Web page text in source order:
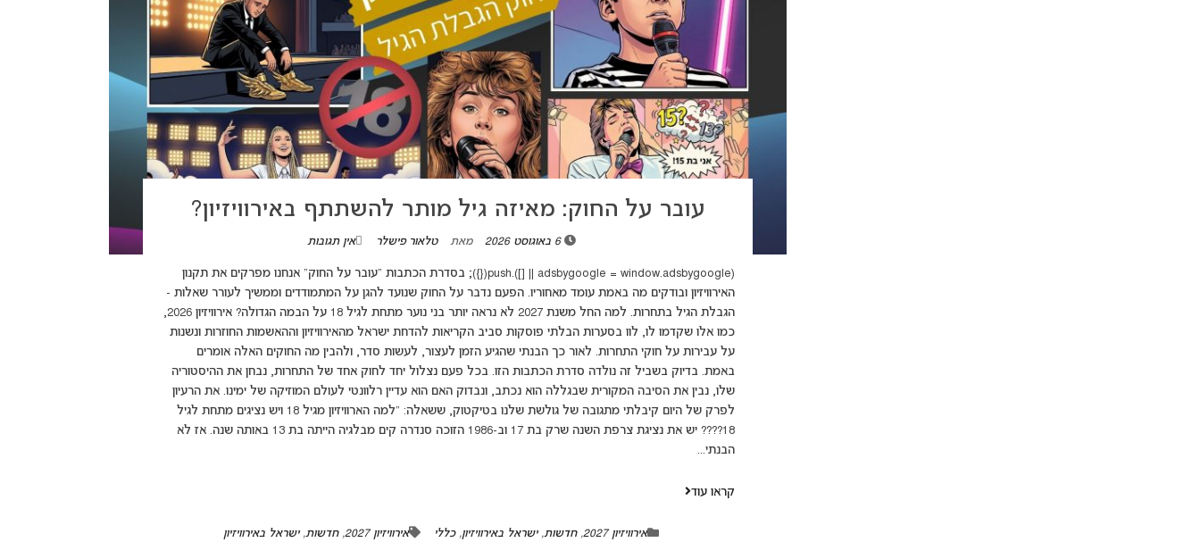
עובר על החוק: מאיזה גיל מותר להשתתף באירוויזיון?
6 באוגוסט 2026 מאת טלאור פישלר אין תגובות
(adsbygoogle = window.adsbygoogle || []).push({}); בסדרת הכתבות "עובר על החוק" אנחנו מפרקים את תקנון
האירוויזיון ובודקים מה באמת עומד מאחוריו. הפעם נדבר על החוק שנועד להגן על המתמודדים וממשיך לעורר שאלות -
הגבלת הגיל בתחרות. למה החל משנת 2027 לא נראה יותר בני נוער מתחת לגיל 18 על הבמה הגדולה? אירוויזיון 2026,
כמו אלו שקדמו לו, לוו בסערות הבלתי פוסקות סביב הקריאות להדחת ישראל מהאירוויזיון וההאשמות החוזרות ונשנות
על עבירות על חוקי התחרות. לאור כך הבנתי שהגיע הזמן לעצור, לעשות סדר, ולהבין מה החוקים האלה אומרים
באמת. בדיוק בשביל זה נולדה סדרת הכתבות הזו. בכל פעם נצלול יחד לחוק אחד של התחרות, נבחן את ההיסטוריה
שלו, נבין את הסיבה המקורית שבגללה הוא נכתב, ונבדוק האם הוא עדיין רלוונטי לעולם המוזיקה של ימינו. את הרעיון
לפרק של היום קיבלתי מתגובה של גולשת שלנו בטיקטוק, ששאלה: "למה הארוויזיון מגיל 18 ויש נציגים מתחת לגיל
18???? יש את נציגת צרפת השנה שרק בת 17 וב-1986 הזוכה סנדרה קים מבלגיה הייתה בת 13 באותה שנה. אז לא
הבנתי...
קראו עוד
אירוויזיון 2027 ,חדשות,ישראל באירוויזיון,כללי אירוויזיון 2027 ,חדשות,ישראל באירוויזיון